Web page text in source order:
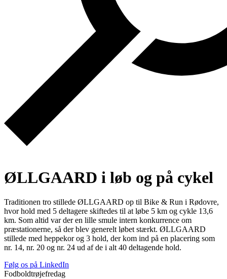
ØLLGAARD i løb og på cykel
Traditionen tro stillede ØLLGAARD op til Bike & Run i Rødovre,
hvor hold med 5 deltagere skiftedes til at løbe 5 km og cykle 13,6
km. Som altid var der en lille smule intern konkurrence om
præstationerne, så der blev generelt løbet stærkt. ØLLGAARD
stillede med heppekor og 3 hold, der kom ind på en placering som
nr. 14, nr. 20 og nr. 24 ud af de i alt 40 deltagende hold.
Følg os på LinkedIn
Fodboldtrøjefredag